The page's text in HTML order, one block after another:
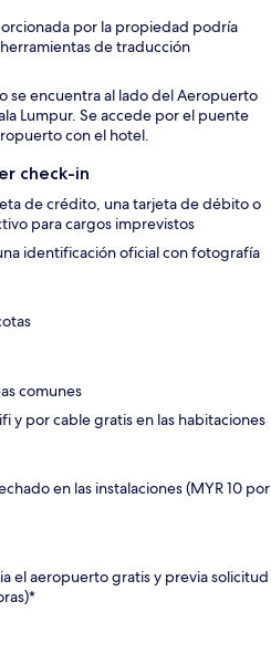
por la propiedad podría
de traducción
se encuentra al lado del Aeropuerto
Lumpur. Se accede por el puente
con el hotel.
check-in
de crédito, una tarjeta de débito o
para cargos imprevistos
identificación oficial con fotografía
comunes
y por cable gratis en las habitaciones
en las instalaciones (MYR 10 por
el aeropuerto gratis y previa solicitud